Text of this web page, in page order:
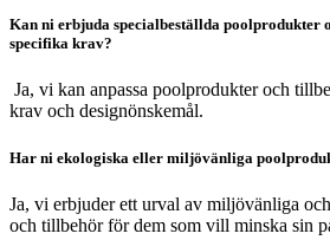
Kan ni erbjuda specialbeställda poolprodukter
specifika krav?
Ja, vi kan anpassa poolprodukter och
krav och designönskemål.
Har ni ekologiska eller miljövänliga
Ja, vi erbjuder ett urval av miljövänliga
och tillbehör för dem som vill minska sin